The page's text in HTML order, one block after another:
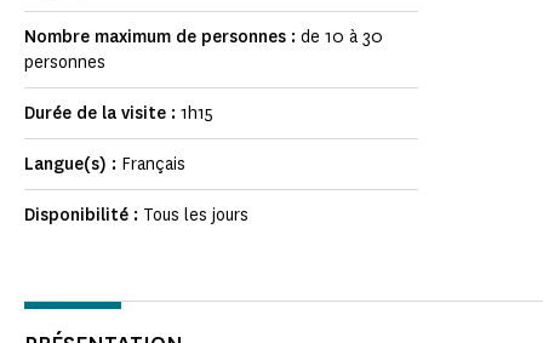
Nombre maximum de personnes : de 10 à 30
personnes
Durée de la visite : 1h15
Langue(s) : Français
Disponibilité : Tous les jours